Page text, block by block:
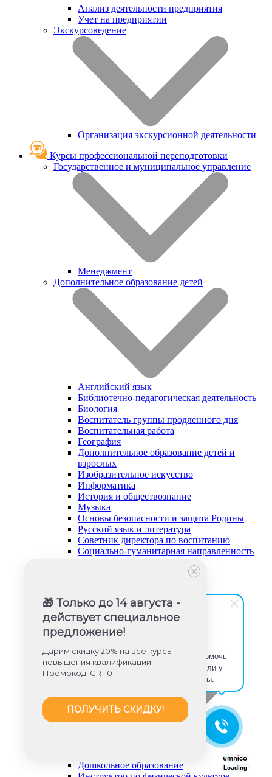
Здравствуйте! Готова помочь
вам. Напишите мне, если у
вас появятся вопросы.
Анализ деятельности предприятия
Учет на предприятии
Экскурсоведение
Организация экскурсионной деятельности
Курсы профессиональной переподготовки
Государственное и муниципальное управление
Менеджмент
Дополнительное образование детей
Английский язык
Библиотечно-педагогическая деятельность
Биология
Воспитатель группы продленного дня
Воспитательная работа
География
Дополнительное образование детей и
взрослых
Изобразительное искусство
Информатика
История и обществознание
Музыка
Основы безопасности и защита Родины
Русский язык и литература
Советник директора по воспитанию
Социально-гуманитарная направленность
Социальный педагог
Техническая направленность
Тьюторское сопровождение
Физика
Физическое воспитание
Химия
Художественная направленность
Дошкольное образование (ФГОС ДО)
Дошкольное образование
Loading
🎁 Только до 14 августа -
действует специальное
предложение!
Дарим скидку 20% на все курсы
повышения квалификации.
Промокод: GR-10
ПОЛУЧИТЬ СКИДКУ!